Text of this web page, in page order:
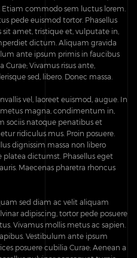
Etiam commodo sem luctus lorem.
pede euismod tortor. Phasellus
amet, tristique et, vulputate in,
dictum. Aliquam gravida
ante ipsum primis in faucibus
Vivamus risus ante,
sed, libero. Donec massa.
vel, laoreet euismod, augue. In
magna, condimentum in,
sociis natoque penatibus et
ridiculus mus. Proin posuere.
dignissim massa non libero
dictumst. Phasellus eget
Maecenas pharetra rhoncus
sed diam ac velit aliquam
adipiscing, tortor pede posuere
Vivamus mollis metus ac sapien.
Vestibulum ante ipsum
posuere cubilia Curae; Aenean a